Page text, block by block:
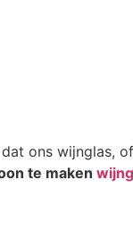
ons wijnglas,
te maken